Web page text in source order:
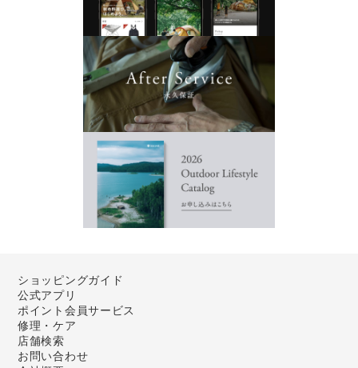
ショッピングガイド
公式アプリ
ポイント会員サービス
修理・ケア
店舗検索
お問い合わせ